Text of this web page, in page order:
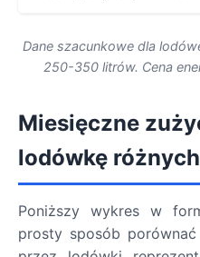
Dane szacunkowe dla
250-350 litrów. Cena
Miesięczne
lodówkę
Poniższy wykres w
prosty sposób